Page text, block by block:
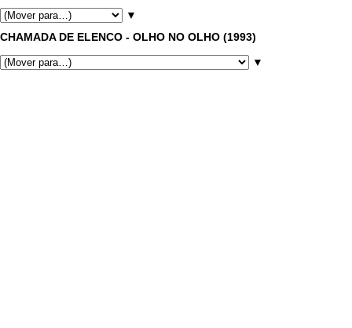
▼
CHAMADA DE ELENCO - OLHO NO OLHO (1993)
▼